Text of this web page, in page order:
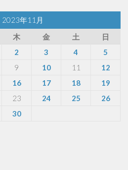
2023年11月
木 金 土
日
2 3 4
5
9 10 11
12
16 17 18
19
23 24 25
26
30